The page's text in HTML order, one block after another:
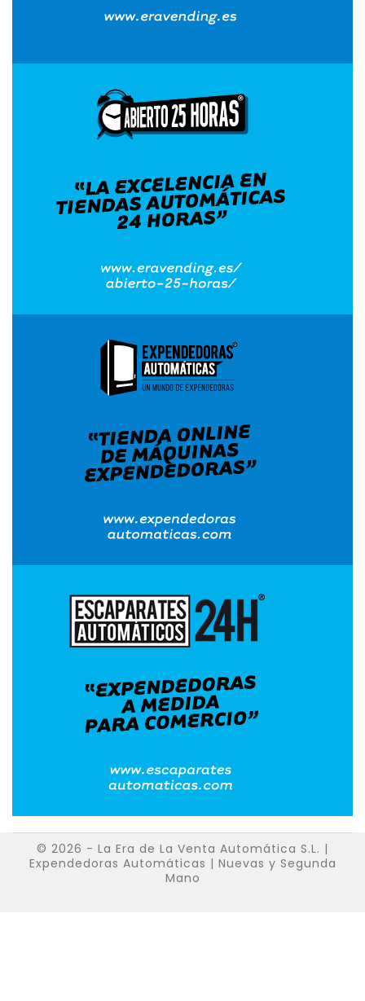
© 2026 - La Era de La Venta Automática S.L. |
Expendedoras Automáticas | Nuevas y Segunda
Mano